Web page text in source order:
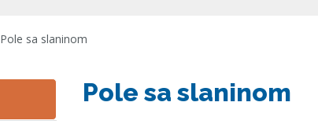
Pole sa slaninom
Pole sa slaninom